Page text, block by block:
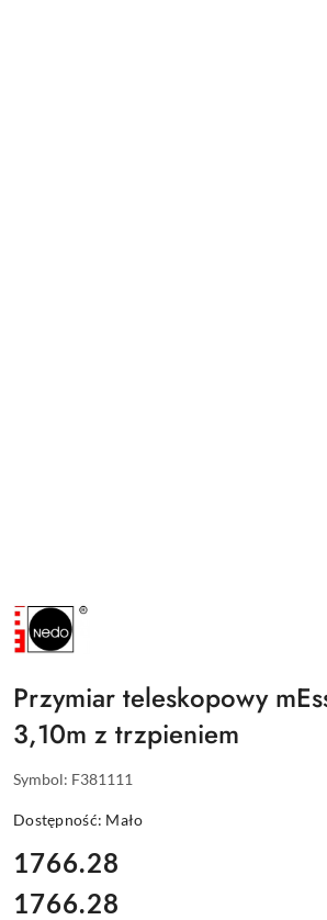
NAZWA
PRODUCENTA:
NEDO
Przymiar teleskopowy
3,10m z trzpieniem
Symbol: F381111
Dostępność: Mało
cena:
1766.28
Cena:
1766.28